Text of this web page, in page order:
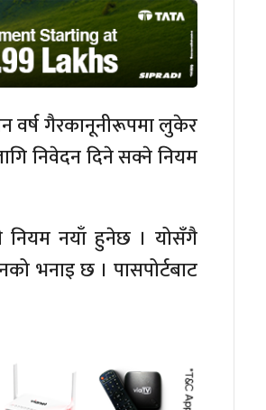
वर्ष गैरकानूनीरूपमा लुकेर
निवेदन दिने सक्ने नियम
नियम नयाँ हुनेछ । योसँगै
भनाइ छ । पासपोर्टबाट